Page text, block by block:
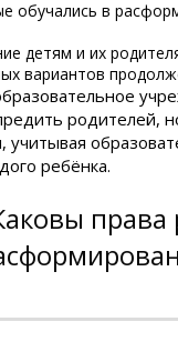
обучались в
детям и их
вариантов
родителей,
учитывая
ребёнка.
права